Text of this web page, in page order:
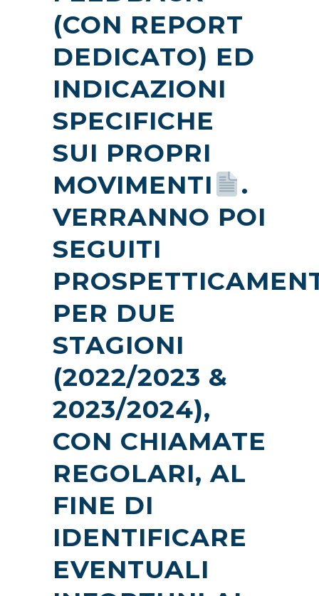
(CON REPORT
DEDICATO) ED
INDICAZIONI
SPECIFICHE
SUI PROPRI
MOVIMENTI
.
VERRANNO POI
SEGUITI
PER DUE
STAGIONI
(2022/2023 &
2023/2024),
CON CHIAMATE
REGOLARI, AL
FINE DI
IDENTIFICARE
EVENTUALI